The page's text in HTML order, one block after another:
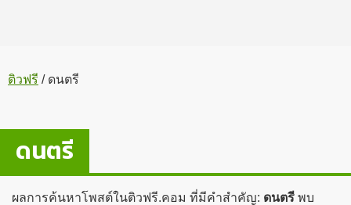
ติวฟรี /ดนตรี
ดนตรี
ผลการค้นหาโพสต์ในติวฟรี.คอม ที่มีคำสำคัญ: ดนตรี พบ